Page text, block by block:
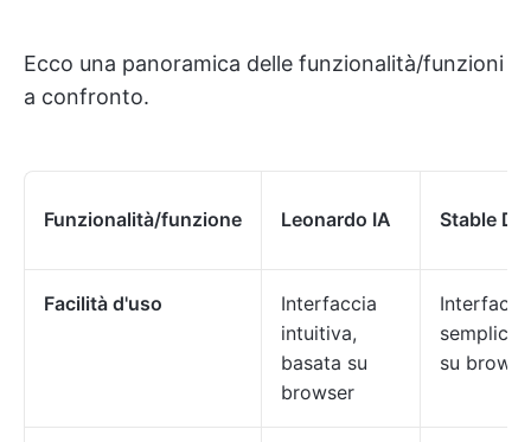
Ecco una panoramica delle funzionalità/funzioni
a confronto.
Funzionalità/funzione Leonardo IA Stable
Facilità d'uso
Interfaccia
intuitiva,
basata su
browser
semplice
su